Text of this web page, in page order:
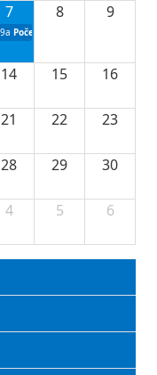
o stipendijama za
razvoju vodne infrastrukture u
7
9a Početak izgradnje nove
8 9
14 15 16
21 22 23
28 29 30
4 5 6